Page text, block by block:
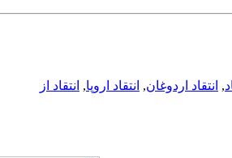
, انتقاد اردوغان, انتقاد اروپا, انتقاد از